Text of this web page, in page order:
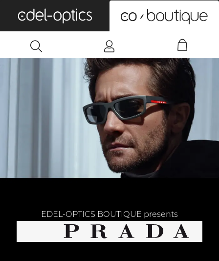
EDEL-OPTICS BOUTIQUE presents